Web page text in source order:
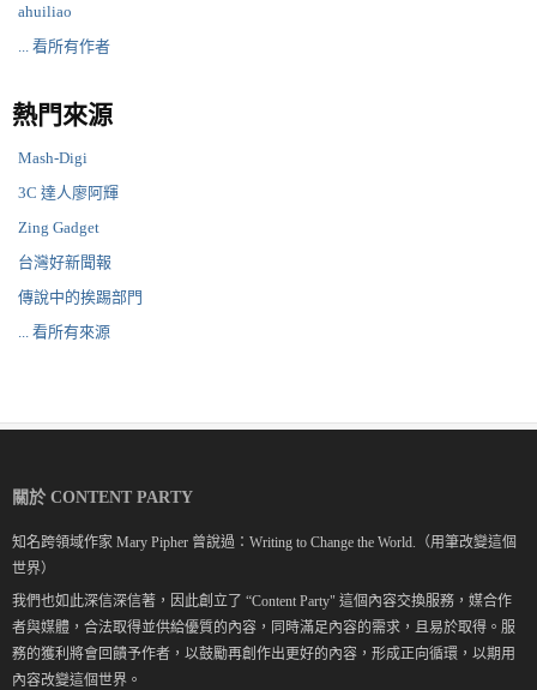
ahuiliao
... 看所有作者
熱門來源
Mash-Digi
3C 達人廖阿輝
Zing Gadget
台灣好新聞報
傳說中的挨踢部門
... 看所有來源
關於 CONTENT PARTY
知名跨領域作家 Mary Pipher 曾說過：Writing to Change the World.（用筆改變這個
世界）
我們也如此深信深信著，因此創立了 “Content Party" 這個內容交換服務，媒合作
者與媒體，合法取得並供給優質的內容，同時滿足內容的需求，且易於取得。服
務的獲利將會回饋予作者，以鼓勵再創作出更好的內容，形成正向循環，以期用
內容改變這個世界。